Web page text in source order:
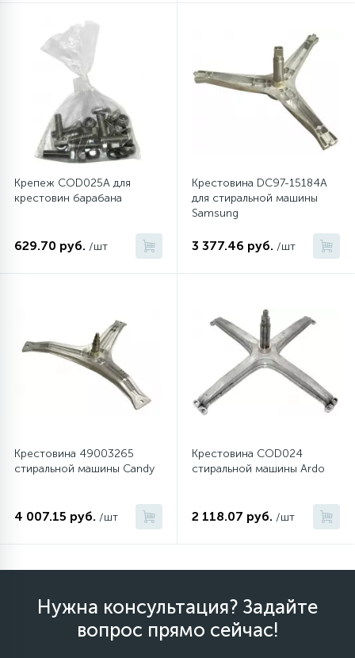
Крепеж COD025A для
крестовин барабана
629.70 руб. /шт
Крестовина DC97-15184A
для стиральной машины
Samsung
3 377.46 руб. /шт
Крестовина 49003265
стиральной машины Candy
4 007.15 руб. /шт
Крестовина COD024
стиральной машины Ardo
2 118.07 руб. /шт
Нужна консультация? Задайте
вопрос прямо сейчас!